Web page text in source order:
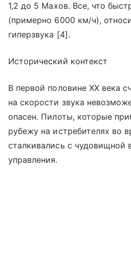
1,2 до 5 Махов. Все, что
(примерно 6000 км/ч),
гиперзвука [4].
Исторический контекст
В первой половине XX века
на скорости звука
опасен. Пилоты, которые
рубежу на истребителях во
сталкивались с чудовищной
управления.